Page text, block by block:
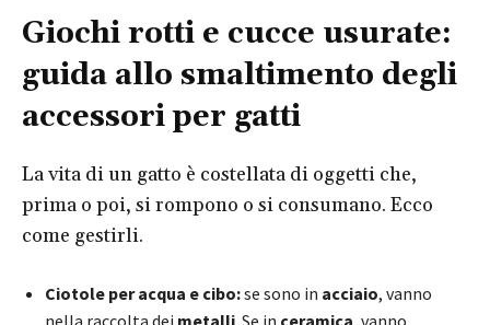
Giochi rotti e cucce usurate:
guida allo smaltimento degli
accessori per gatti
La vita di un gatto è costellata di oggetti che,
prima o poi, si rompono o si consumano. Ecco
come gestirli.
Ciotole per acqua e cibo:se sono in acciaio, vanno
nella raccolta dei metalli. Se in ceramica, vanno